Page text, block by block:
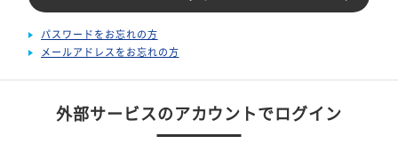
パスワードをお忘れの方
メールアドレスをお忘れの方
外部サービスのアカウントでログイン